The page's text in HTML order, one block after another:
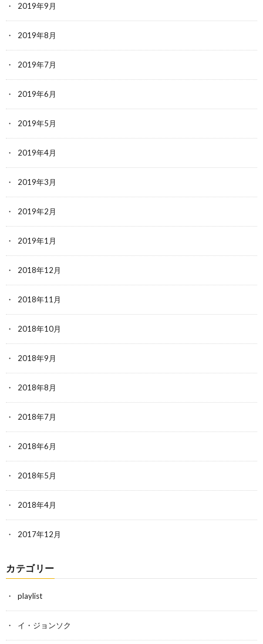
2019年9月
2019年8月
2019年7月
2019年6月
2019年5月
2019年4月
2019年3月
2019年2月
2019年1月
2018年12月
2018年11月
2018年10月
2018年9月
2018年8月
2018年7月
2018年6月
2018年5月
2018年4月
2017年12月
カテゴリー
playlist
イ・ジョンソク